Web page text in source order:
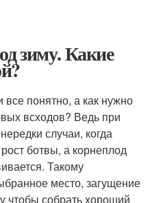
зиму. Какие
понятно, а как нужно
всходов? Ведь при
случаи, когда
ботвы, а корнеплод
Такому
место, загущение
чтобы собрать хороший